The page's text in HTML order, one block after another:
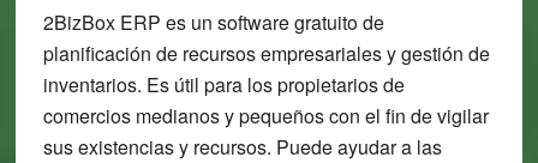
2BizBox ERP es un software gratuito de
planificación de recursos empresariales y gestión de
inventarios. Es útil para los propietarios de
comercios medianos y pequeños con el fin de vigilar
sus existencias y recursos. Puede ayudar a las